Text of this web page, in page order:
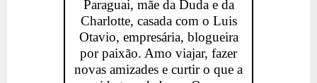
Paraguai, mãe da Duda e da
Charlotte, casada com o Luis
Otavio, empresária, blogueira
por paixão. Amo viajar, fazer
novas amizades e curtir o que a